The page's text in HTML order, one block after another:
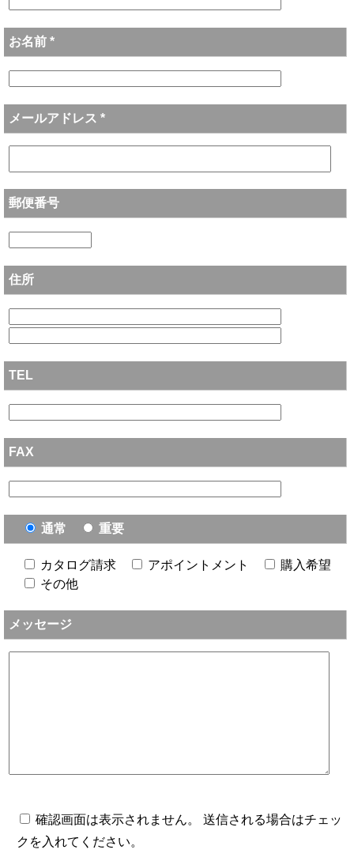
お名前 *
メールアドレス *
郵便番号
住所
TEL
FAX
通常 重要
カタログ請求 アポイントメント
購入希望
その他
メッセージ
確認画面は表示されません。 送信される場合はチェッ
クを入れてください。